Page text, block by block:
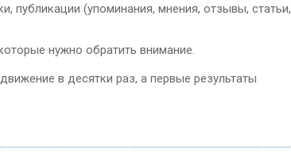
(упоминания, мнения, отзывы, статьи,
нужно обратить внимание.
в десятки раз, а первые результаты